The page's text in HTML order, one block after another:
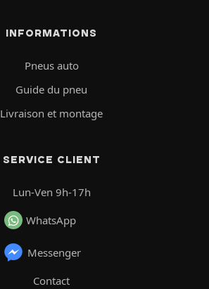
INFORMATIONS
Pneus auto
Guide du pneu
Livraison et montage
SERVICE CLIENT
Lun-Ven 9h-17h
WhatsApp
Messenger
Contact